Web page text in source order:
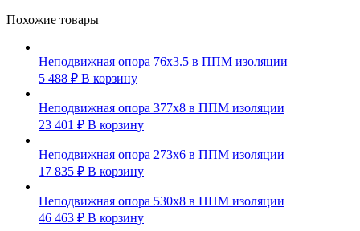
Похожие товары
Неподвижная опора 76х3.5 в ППМ изоляции
5 488 ₽ В корзину
Неподвижная опора 377х8 в ППМ изоляции
23 401 ₽ В корзину
Неподвижная опора 273х6 в ППМ изоляции
17 835 ₽ В корзину
Неподвижная опора 530х8 в ППМ изоляции
46 463 ₽ В корзину